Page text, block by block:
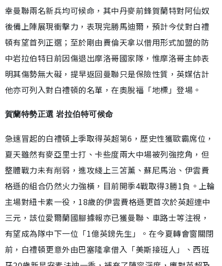
幸曼聯兩名新兵均可候命，其中丹麥前鋒賀蘭特對阿仙奴
後備上陣展現衝擊力，表現完勝馬迪爾，預計今仗對白禮
頓有望首列正選；至於剛由費倫天拿以借用形式加盟的防
中岩拉伯特日前因傷退出摩洛哥國家隊，惟摩洛哥主帥表
明其傷勢無大礙，提早返回曼聯只是保險性質，英媒估計
他亦可列入對白禮頓的名單，在奧脫福「地標」登場。
賀蘭特勢正選 岩拉伯特可候命
急速冒起的白禮頓上季取得英超第6，歷史性獲歐霸席位，
夏天雖然有麥亞里士打、卡些度兩大中場被列強挖角，但
整體戰力未有削弱，進攻綫上三笘薰、蘇尼馬治、伊雲費
格遜的組合仍然火力強橫，目前開季4戰取得3勝1負。上輪
主場對紐卡素一役，18歲的伊雲費格遜更首次於英超連中
三元，該位愛爾蘭國腳據報亦已獲曼聯、車路士等注視，
有望成為隊中下一位「1億英鎊先生」。在今夏轉會窗關閉
前，白禮頓更意外由巴塞隆拿借入「美斯接班人」、西班